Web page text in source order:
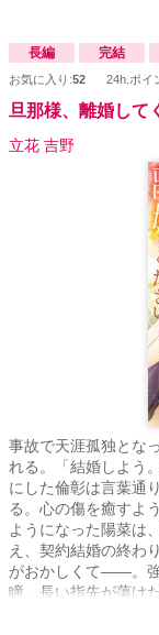
長編 完結
お気に入り:52 24h.ポイ
旦那様、離婚し
立花 吉野
事故で天涯孤独とな
れる。「結婚しよう
にした倫彰は言葉通
る。心の傷を癒すよ
ようになった陽菜は
え、契約結婚の終わ
がおかしくて――。強
瞳。長い指先が蕩け
ちになって……。年